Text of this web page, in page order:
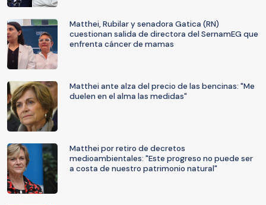
Matthei, Rubilar y senadora Gatica (RN)
cuestionan salida de directora del SernamEG que
enfrenta cáncer de mamas
Matthei ante alza del precio de las bencinas: "Me
duelen en el alma las medidas"
Matthei por retiro de decretos
medioambientales: "Este progreso no puede ser
a costa de nuestro patrimonio natural"